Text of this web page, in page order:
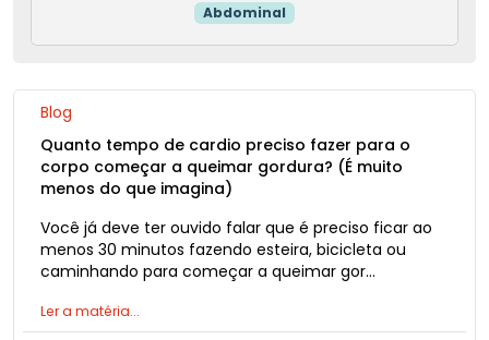
Abdominal
Blog
Quanto tempo de cardio preciso fazer para o
corpo começar a queimar gordura? (É muito
menos do que imagina)
Você já deve ter ouvido falar que é preciso ficar ao
menos 30 minutos fazendo esteira, bicicleta ou
caminhando para começar a queimar gor...
Ler a matéria...